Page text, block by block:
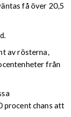
få över 20,5
av rösterna,
från
procent chans att